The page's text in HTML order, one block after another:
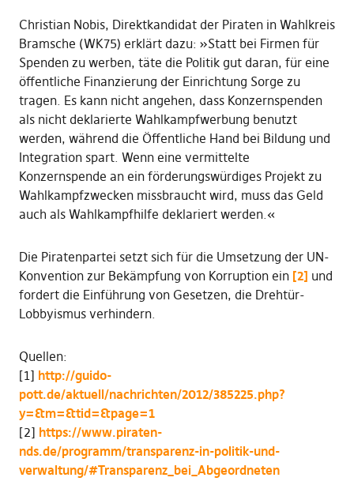
Christian Nobis, Direktkandidat der Piraten in Wahlkreis
Bramsche (WK75) erklärt dazu: »Statt bei Firmen für
Spenden zu werben, täte die Politik gut daran, für eine
öffentliche Finanzierung der Einrichtung Sorge zu
tragen. Es kann nicht angehen, dass Konzernspenden
als nicht deklarierte Wahlkampfwerbung benutzt
werden, während die Öffentliche Hand bei Bildung und
Integration spart. Wenn eine vermittelte
Konzernspende an ein förderungswürdiges Projekt zu
Wahlkampfzwecken missbraucht wird, muss das Geld
auch als Wahlkampfhilfe deklariert werden.«
Die Piratenpartei setzt sich für die Umsetzung der UN-
Konvention zur Bekämpfung von Korruption ein [2] und
fordert die Einführung von Gesetzen, die Drehtür-
Lobbyismus verhindern.
Quellen:
[1] http://guido-
pott.de/aktuell/nachrichten/2012/385225.php?
y=&m=&tid=&page=1
[2] https://www.piraten-
nds.de/programm/transparenz-in-politik-und-
verwaltung/#Transparenz_bei_Abgeordneten